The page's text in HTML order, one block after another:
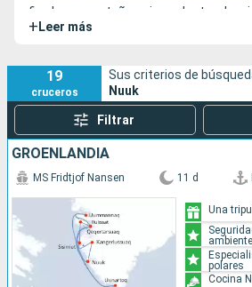
fiordos y montañas circundantes. La
vibrante escena culinaria, que mezcla
punto de partida de aventuras al aire
senderismo, kayak y pesca.
+ Leer más
19
cruceros
Sus criterios de
Nuuk
Filtrar
GROENLANDIA
MS Fridtjof Nansen 11 d
Una
ambiente
polares
Cocina